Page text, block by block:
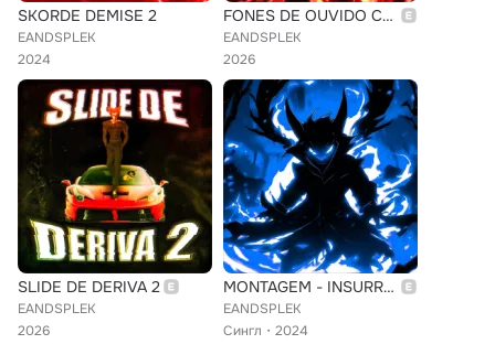
SKORDE DEMISE 2
EANDSPLEK
2024
FONES DE OUVIDO COM VOLUME ALTO
EANDSPLEK
2026
SLIDE DE DERIVA 2
EANDSPLEK
2026
MONTAGEM - INSURREIÇÃO (Slowed)
EANDSPLEK
Сингл
2024